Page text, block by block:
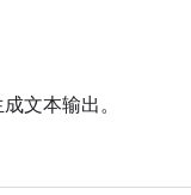
文本输出。